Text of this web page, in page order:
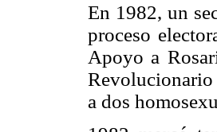
En 1982, un
proceso
Apoyo a
Revolucionario
a dos